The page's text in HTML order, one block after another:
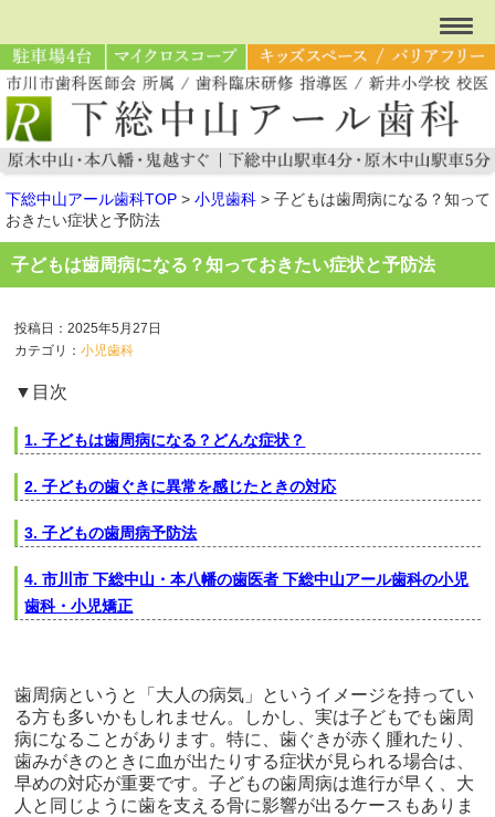
下総中山アール歯科TOP > 小児歯科 > 子どもは歯周病になる？知って
おきたい症状と予防法
子どもは歯周病になる？知っておきたい症状と予防法
投稿日：2025年5月27日
カテゴリ：小児歯科
▼目次
1. 子どもは歯周病になる？どんな症状？
2. 子どもの歯ぐきに異常を感じたときの対応
3. 子どもの歯周病予防法
4. 市川市 下総中山・本八幡の歯医者 下総中山アール歯科の小児
歯科・小児矯正
歯周病というと「大人の病気」というイメージを持ってい
る方も多いかもしれません。しかし、実は子どもでも歯周
病になることがあります。特に、歯ぐきが赤く腫れたり、
歯みがきのときに血が出たりする症状が見られる場合は、
早めの対応が重要です。子どもの歯周病は進行が早く、大
人と同じように歯を支える骨に影響が出るケースもありま